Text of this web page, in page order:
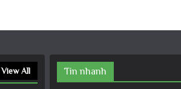
View All Tin nhanh